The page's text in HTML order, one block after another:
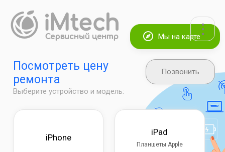
Мы на карте
Позвонить
Посмотреть цену
ремонта
Выберите устройство и модель:
iPhone
iPad
Планшеты Apple